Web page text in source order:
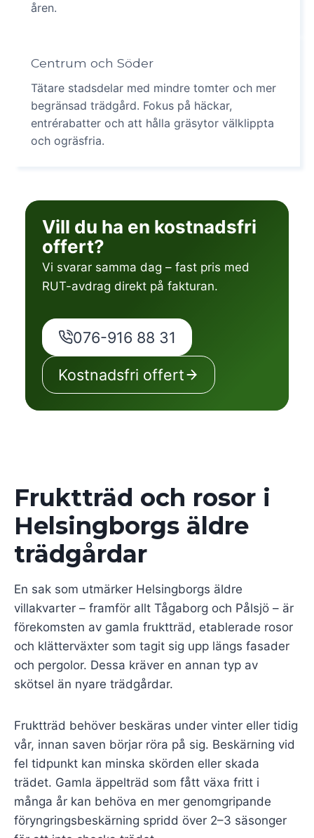
åren.
Centrum och Söder
Tätare stadsdelar med mindre tomter och mer
begränsad trädgård. Fokus på häckar,
entrérabatter och att hålla gräsytor välklippta
och ogräsfria.
Vill du ha en kostnadsfri
offert?
Vi svarar samma dag – fast pris med
RUT-avdrag direkt på fakturan.
076-916 88 31
Kostnadsfri offert
Fruktträd och rosor i
Helsingborgs äldre
trädgårdar
En sak som utmärker Helsingborgs äldre
villakvarter – framför allt Tågaborg och Pålsjö – är
förekomsten av gamla fruktträd, etablerade rosor
och klätterväxter som tagit sig upp längs fasader
och pergolor. Dessa kräver en annan typ av
skötsel än nyare trädgårdar.
Fruktträd behöver beskäras under vinter eller tidig
vår, innan saven börjar röra på sig. Beskärning vid
fel tidpunkt kan minska skörden eller skada
trädet. Gamla äppelträd som fått växa fritt i
många år kan behöva en mer genomgripande
föryngringsbeskärning spridd över 2–3 säsonger